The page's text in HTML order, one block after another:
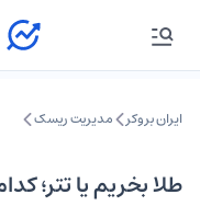
ایران بروکر مدیریت ریسک
طلا بخریم یا تتر؛